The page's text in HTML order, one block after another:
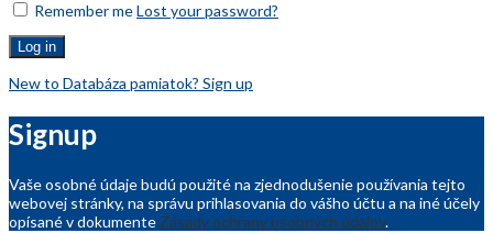
Remember meLost your password?
Log in
New to Databáza pamiatok? Sign up
Signup
Vaše osobné údaje budú použité na zjednodušenie používania tejto
webovej stránky, na správu prihlasovania do vášho účtu a na iné účely
opísané v dokumente Zásady ochrany osobných údajov.